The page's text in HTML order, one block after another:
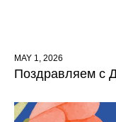
MAY 1, 2026
Поздравляем с